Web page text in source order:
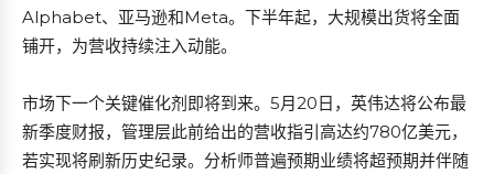
Alphabet、亚马逊和Meta。下半年起，大规模出货将全面
铺开，为营收持续注入动能。
市场下一个关键催化剂即将到来。5月20日，英伟达将公布最
新季度财报，管理层此前给出的营收指引高达约780亿美元，
若实现将刷新历史纪录。分析师普遍预期业绩将超预期并伴随